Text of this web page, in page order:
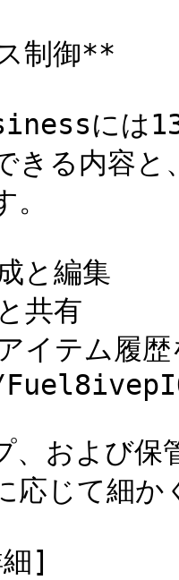
制御**
には13
きる内容
と編集
共有
イテム履歴
、および保
応じて細か
]